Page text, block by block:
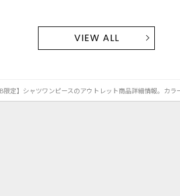
VIEW ALL
限定】シャツワンピースのアウトレット商品詳細情報。カ